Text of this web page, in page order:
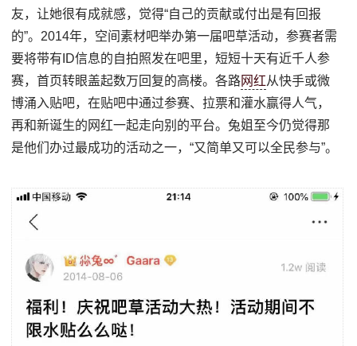
友，让她很有成就感，觉得“自己的贡献或付出是有回报
的”。2014年，空间素材吧举办第一届吧草活动，参赛者需
要将带有ID信息的自拍照发在吧里，短短十天有近千人参
赛，首页转眼盖起数万回复的高楼。各路网红从快手或微
博涌入贴吧，在贴吧中通过参赛、拉票和灌水赢得人气，
再和新诞生的网红一起走向别的平台。兔姐至今仍觉得那
是他们办过最成功的活动之一，“又简单又可以全民参与”。